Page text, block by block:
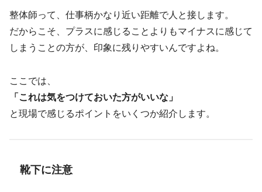
整体師って、仕事柄かなり近い距離で人と接します。
だからこそ、プラスに感じることよりもマイナスに感じて
しまうことの方が、印象に残りやすいんですよね。
ここでは、
「これは気をつけておいた方がいいな」
と現場で感じるポイントをいくつか紹介します。
靴下に注意